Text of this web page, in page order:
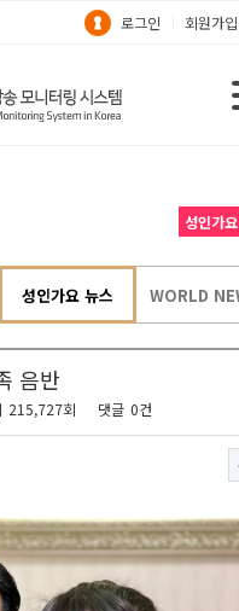
로그인 회원가입
성인가요 뉴스 WORLD
성인가
음반
215,727회 댓글 0건